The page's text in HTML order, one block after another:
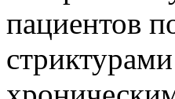
пациентов